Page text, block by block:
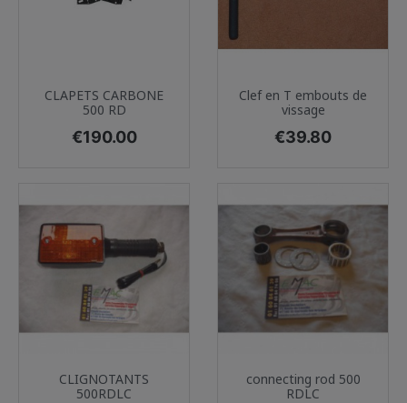
CLAPETS CARBONE
500 RD
Price
€190.00
Clef en T embouts de
vissage
Price
€39.80
CLIGNOTANTS
500RDLC
connecting rod 500
RDLC